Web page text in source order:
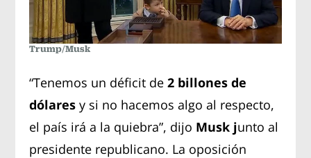
Trump/Musk
“Tenemos un déficit de2 billones de
dólares y si no hacemos algo al respecto,
el país irá a la quiebra”, dijo Musk junto al
presidente republicano. La oposición